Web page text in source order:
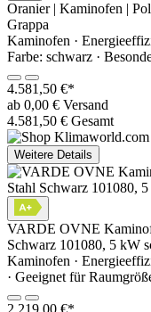
Oranier | Kaminofen |
Grappa
Kaminofen ·
Farbe: schwarz ·
4.581,50 €*
ab 0,00 € Versand
4.581,50 € Gesamt
Weitere Details
VARDE OVNE
Schwarz 101080, 5 kW
Kaminofen ·
· Geeignet für